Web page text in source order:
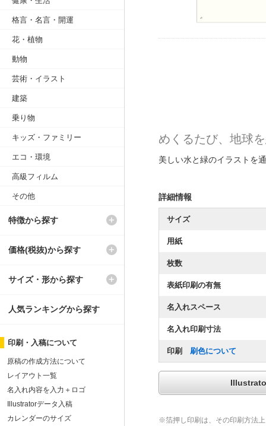
めくるたび、地球
美しい水と緑のイラストを
詳細情報
サイズ
用紙
枚数
表紙印刷の有無
名入れスペース
名入れ印刷寸法
印刷 刷色について
※箔押し印刷は、その印刷方法
格言・名言・開運
花・植物
動物
芸術・イラスト
建築
乗り物
キッズ・ファミリー
エコ・環境
高級フィルム
その他
特徴から探す
価格(税抜)から探す
サイズ・形から探す
人気ランキングから探す
印刷・入稿について
原稿の作成方法について
レイアウト一覧
名入れ内容を入力＋ロゴ
Illustratorデータ入稿
カレンダーのサイズ